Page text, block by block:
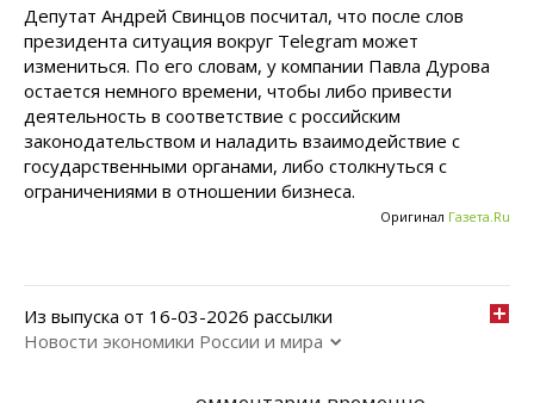
Депутат Андрей Свинцов посчитал, что после слов
президента ситуация вокруг Telegram может
измениться. По его словам, у компании Павла Дурова
остается немного времени, чтобы либо привести
деятельность в соответствие с российским
законодательством и наладить взаимодействие с
государственными органами, либо столкнуться с
ограничениями в отношении бизнеса.
Оригинал Газета.Ru
Из выпуска от 16-03-2026 рассылки
Новости экономики России и мира